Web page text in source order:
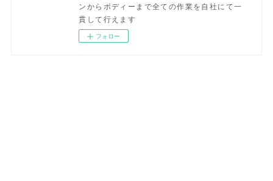
ンからボディーまで全ての作業を自社にて一
貫して行えます
フォロー